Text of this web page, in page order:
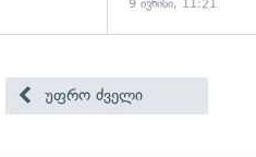
9 ივნისი, 11:21
უფრო ძველი